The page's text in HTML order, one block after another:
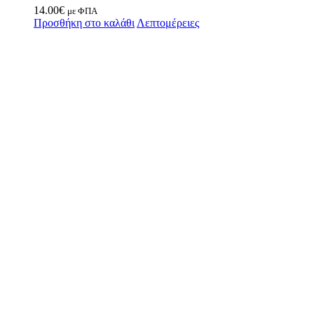
14.00€ με ΦΠΑ
Προσθήκη στο καλάθι Λεπτομέρειες